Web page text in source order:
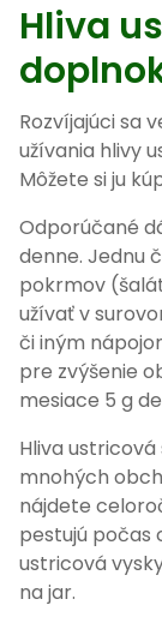
Hliva
Rozvíjajúci sa
užívania hlivy
Môžete si ju
Odporúčané
denne. Jednu
pokrmov
užívať v
či iným
pre zvýšenie
mesiace 5 g
Hliva
mnohých
nájdete
pestujú počas
ustricová
na jar.